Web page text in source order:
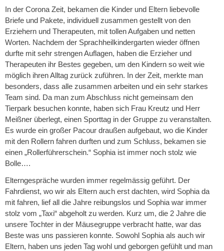
In der Corona Zeit, bekamen die Kinder und Eltern liebevolle
Briefe und Pakete, individuell zusammen gestellt von den
Erziehern und Therapeuten, mit tollen Aufgaben und netten
Worten. Nachdem der Sprachheilkindergarten wieder öffnen
durfte mit sehr strengen Auflagen, haben die Erzieher und
Therapeuten ihr Bestes gegeben, um den Kindern so weit wie
möglich ihren Alltag zurück zuführen. In der Zeit, merkte man
besonders, dass alle zusammen arbeiten und ein sehr starkes
Team sind. Da man zum Abschluss nicht gemeinsam den
Tierpark besuchen konnte, haben sich Frau Kreutz und Herr
Meißner überlegt, einen Sporttag in der Gruppe zu veranstalten.
Es wurde ein großer Pacour draußen aufgebaut, wo die Kinder
mit den Rollern fahren durften und zum Schluss, bekamen sie
einen „Rollerführerschein.“ Sophia ist immer noch stolz wie
Bolle….
Elterngespräche wurden immer regelmässig geführt. Der
Fahrdienst, wo wir als Eltern auch erst dachten, wird Sophia da
mit fahren, lief all die Jahre reibungslos und Sophia war immer
stolz vom „Taxi“ abgeholt zu werden. Kurz um, die 2 Jahre die
unsere Tochter in der Mäusegruppe verbracht hatte, war das
Beste was uns passieren konnte. Sowohl Sophia als auch wir
Eltern, haben uns jeden Tag wohl und geborgen gefühlt und man